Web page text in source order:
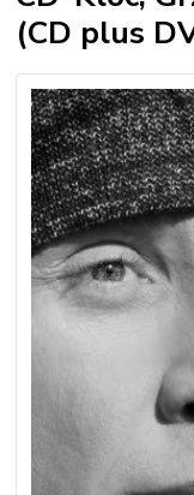
(CD plus